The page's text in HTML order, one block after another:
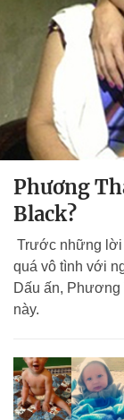
Phương
Black?
Trước những lời
quá vô tình với
Dấu ấn,
này.